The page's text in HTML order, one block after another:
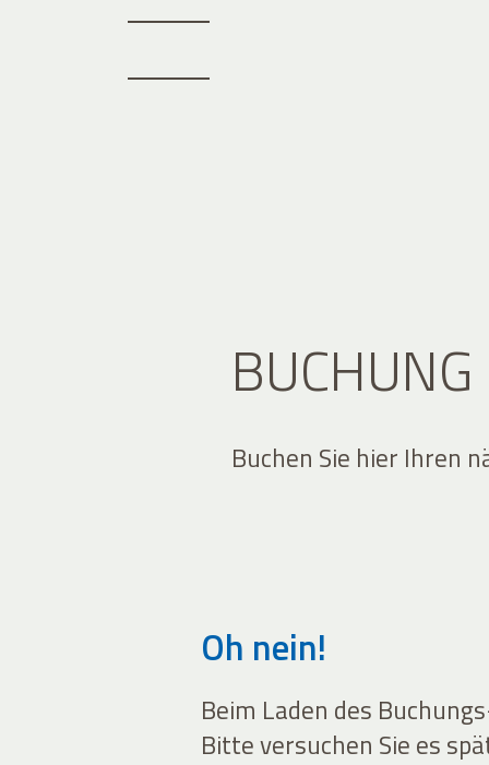
BUCHUNG
Buchen Sie hier Ihren
Oh nein!
Beim Laden des
Bitte versuchen Sie es